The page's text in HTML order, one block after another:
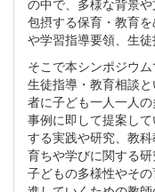
包摂する保育・教育
や学習指導要領、生徒
そこで本シンポジウ
生徒指導・教育相談
者に子ども一人一人
事例に即して提案し
する実践や研究、教
育ちや学びに関する研
子どもの多様性やそ